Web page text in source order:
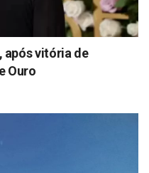
após vitória de
Ouro